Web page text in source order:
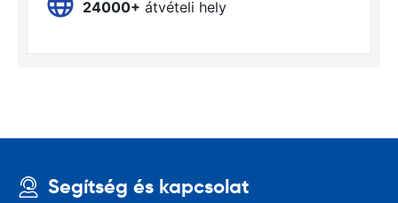
24000+ átvételi hely
Segítség és kapcsolat